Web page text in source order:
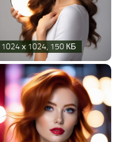
1024 х 1024, 150 КБ